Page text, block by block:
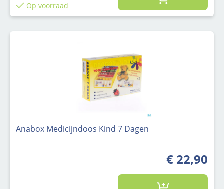
Op voorraad
Anabox Medicijndoos Kind 7 Dagen
€ 22,90